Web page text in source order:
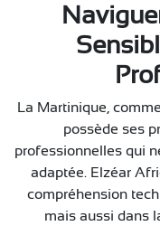
La Martinique,
possède ses
professionnelles qui
adaptée. Elzéar
compréhension
mais aussi dans